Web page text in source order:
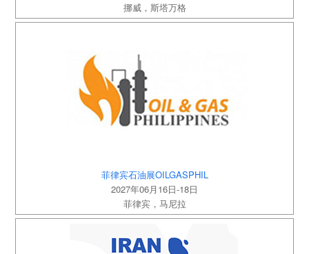
挪威，斯塔万格
菲律宾石油展OILGASPHIL
2027年06月16日-18日
菲律宾，马尼拉